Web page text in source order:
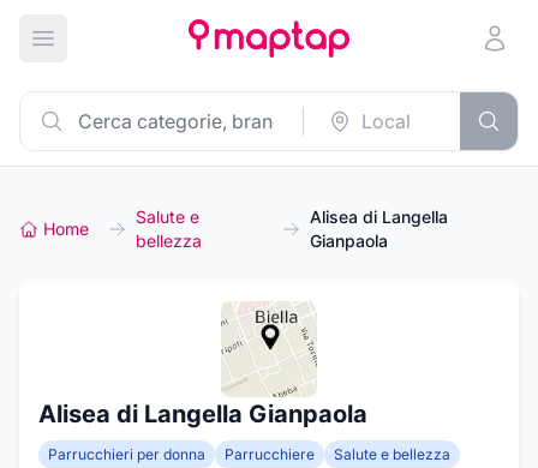
Apri menu principale
Home
Salute e
bellezza
Alisea di Langella
Gianpaola
Alisea di Langella Gianpaola
Parrucchieri per donna Parrucchiere Salute e bellezza